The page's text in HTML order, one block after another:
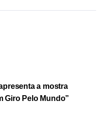
a mostra
Giro Pelo Mundo”